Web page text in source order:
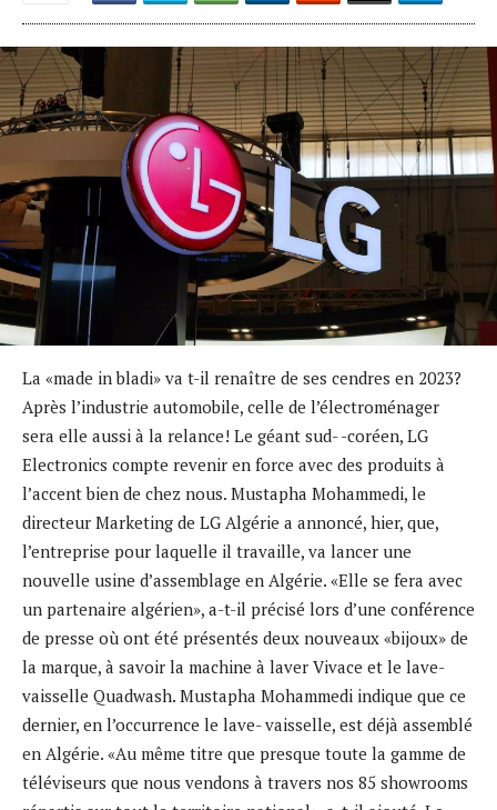
La «made in bladi» va t-il renaître de ses cendres en 2023?
Après l’industrie automobile, celle de l’électroménager
sera elle aussi à la relance! Le géant sud- -coréen, LG
Electronics compte revenir en force avec des produits à
l’accent bien de chez nous. Mustapha Mohammedi, le
directeur Marketing de LG Algérie a annoncé, hier, que,
l’entreprise pour laquelle il travaille, va lancer une
nouvelle usine d’assemblage en Algérie. «Elle se fera avec
un partenaire algérien», a-t-il précisé lors d’une conférence
de presse où ont été présentés deux nouveaux «bijoux» de
la marque, à savoir la machine à laver Vivace et le lave-
vaisselle Quadwash. Mustapha Mohammedi indique que ce
dernier, en l’occurrence le lave- vaisselle, est déjà assemblé
en Algérie. «Au même titre que presque toute la gamme de
téléviseurs que nous vendons à travers nos 85 showrooms